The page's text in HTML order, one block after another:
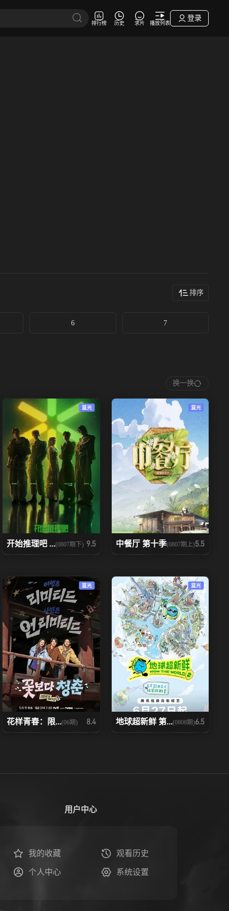
排行榜 历史 求片 播放列表
登录
排序
6 7
换一换
蓝光
开始推理吧 ...(0807期下) 9.5
蓝光
中餐厅 第十季(0807期上)5.5
蓝光
花样青春：限...(06期) 8.4
蓝光
地球超新鲜 第...(0808期)6.5
用户中心
我的收藏 观看历史
个人中心 系统设置